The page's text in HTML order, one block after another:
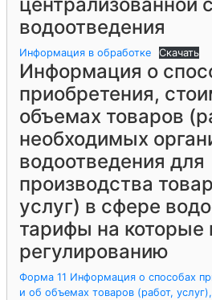
водоотведения
Информация в обработке Скачать
Информация о
приобретения,
объемах товаров
необходимых
водоотведения для
производства
услуг) в сфере
тарифы на которые
регулированию
Форма 11 Информация о способах
и об объемах товаров (работ,